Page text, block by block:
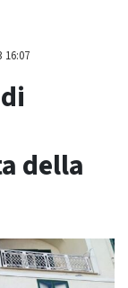
16:07
della